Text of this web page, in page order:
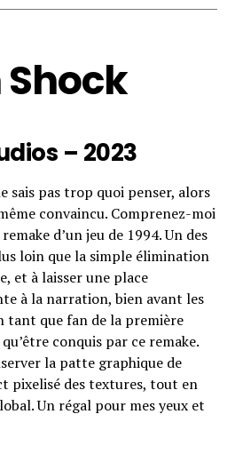
– 2023
sais pas trop quoi penser, alors
convaincu. Comprenez-moi
d’un jeu de 1994. Un des
loin que la simple élimination
et à laisser une place
à la narration, bien avant les
tant que fan de la première
conquis par ce remake.
la patte graphique de
pixelisé des textures, tout en
Un régal pour mes yeux et